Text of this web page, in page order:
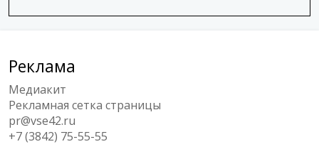
Реклама
Медиакит
Рекламная сетка страницы
pr@vse42.ru
+7 (3842) 75-55-55